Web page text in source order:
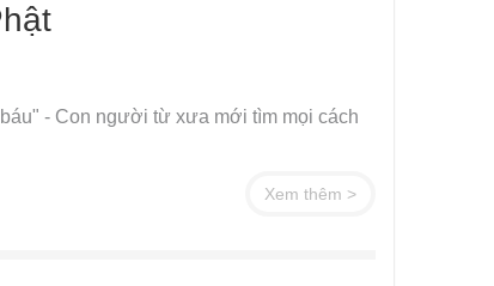
- Con người từ xưa mới tìm mọi cách
Xem thêm >